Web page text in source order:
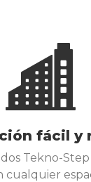
fácil y
Tekno-
cualquier